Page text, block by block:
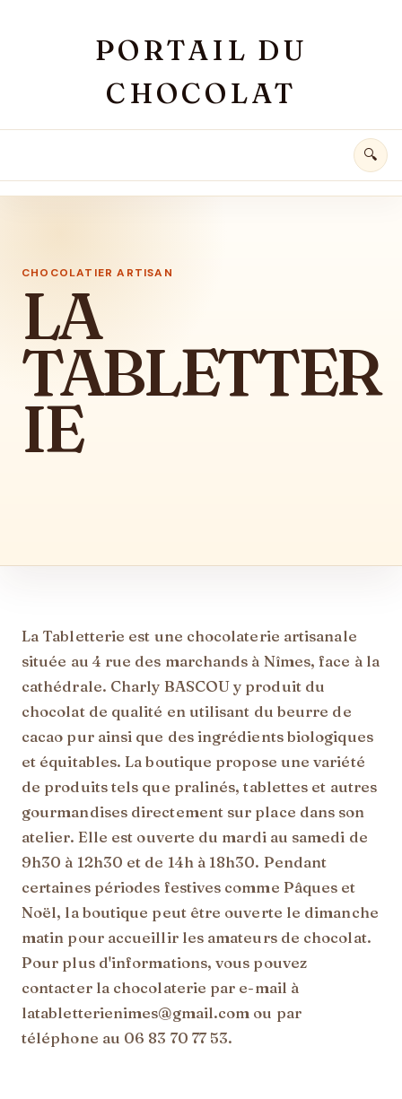
PORTAIL DU
CHOCOLAT
🔍
CHOCOLATIER ARTISAN
LA
TABLETTER
IE
Description
La Tabletterie est une chocolaterie artisanale
située au 4 rue des marchands à Nîmes, face à la
cathédrale. Charly BASCOU y produit du
chocolat de qualité en utilisant du beurre de
cacao pur ainsi que des ingrédients biologiques
et équitables. La boutique propose une variété
de produits tels que pralinés, tablettes et autres
gourmandises directement sur place dans son
atelier. Elle est ouverte du mardi au samedi de
9h30 à 12h30 et de 14h à 18h30. Pendant
certaines périodes festives comme Pâques et
Noël, la boutique peut être ouverte le dimanche
matin pour accueillir les amateurs de chocolat.
Pour plus d'informations, vous pouvez
contacter la chocolaterie par e-mail à
latabletterienimes@gmail.com ou par
téléphone au 06 83 70 77 53.